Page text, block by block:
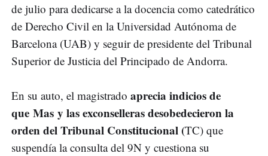
de julio para dedicarse a la docencia como catedrático
de Derecho Civil en la Universidad Autónoma de
Barcelona (UAB) y seguir de presidente del Tribunal
Superior de Justicia del Principado de Andorra.
En su auto, el magistrado aprecia indicios de
que Mas y las exconselleras desobedecieron la
orden del Tribunal Constitucional (TC) que
suspendía la consulta del 9N y cuestiona su